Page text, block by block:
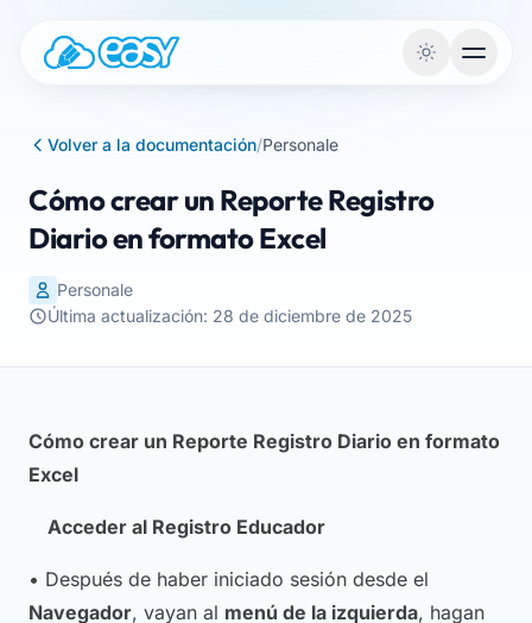
Volver a la documentación/Personale
Cómo crear un Reporte Registro
Diario en formato Excel
Personale
Última actualización: 28 de diciembre de 2025
Cómo crear un Reporte Registro Diario en formato
Excel
Acceder al Registro Educador
• Después de haber iniciado sesión desde el
Navegador, vayan al menú de la izquierda, hagan